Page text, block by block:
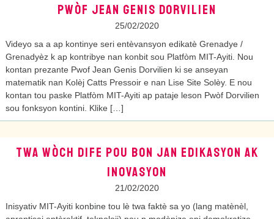
PWÒF JEAN GENIS DORVILIEN
25/02/2020
Videyo sa a ap kontinye seri entèvansyon edikatè Grenadye /
Grenadyèz k ap kontribye nan konbit sou Platfòm MIT-Ayiti. Nou
kontan prezante Pwof Jean Genis Dorvilien ki se anseyan
matematik nan Kolèj Catts Pressoir e nan Lise Site Solèy. E nou
kontan tou paske Platfòm MIT-Ayiti ap pataje leson Pwòf Dorvilien
sou fonksyon kontini. Klike […]
TWA WÒCH DIFE POU BON JAN EDIKASYON AK
INOVASYON
21/02/2020
Inisyativ MIT-Ayiti konbine tou lè twa faktè sa yo (lang matènèl,